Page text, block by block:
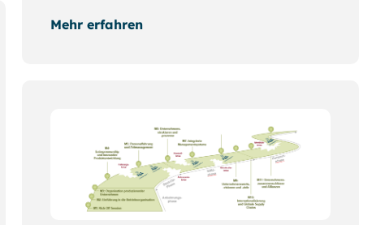
Mehr erfahren